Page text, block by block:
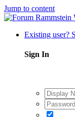
Jump to content
Existing user?
Sign In